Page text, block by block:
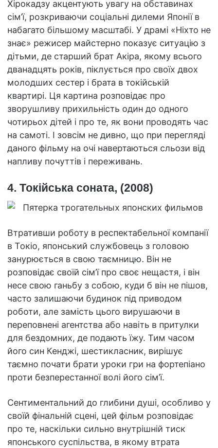
Хірокадзу акцентують увагу на обставинах
сім’ї, розкриваючи соціальні дилеми Японії в
набагато більшому масштабі. У драмі «Ніхто не
знає» режисер майстерно показує ситуацію з
дітьми, де старший брат Акіра, якому всього
дванадцять років, піклується про своїх двох
молодших сестер і брата в токійській
квартирі. Ця картина розповідає про
зворушливу прихильність один до одного
чотирьох дітей і про те, як вони проводять час
на самоті. І зовсім не дивно, що при перегляді
даного фільму на очі навертаються сльози від
напливу почуттів і переживань.
4. Токійська соната, (2008)
Втративши роботу в респектабельної компанії
в Токіо, японський службовець з головою
занурюється в свою таємницю. Він не
розповідає своїй сім’ї про своє нещастя, і він
несе свою ганьбу з собою, куди б він не пішов,
часто залишаючи будинок під приводом
роботи, але замість цього вирушаючи в
переповнені агентства або навіть в притулки
для бездомних, де подають їжу. Тим часом
його син Кенджі, шестикласник, вирішує
таємно почати брати уроки гри на фортепіано
проти безперестанної волі його сім’ї.
Сентиментальний до глибини душі, особливо у
своїй фінальній сцені, цей фільм розповідає
про те, наскільки сильно внутрішній тиск
японського суспільства, в якому втрата